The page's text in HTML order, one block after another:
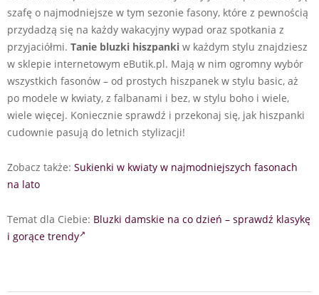
szafę o najmodniejsze w tym sezonie fasony, które z pewnością
przydadzą się na każdy wakacyjny wypad oraz spotkania z
przyjaciółmi. Tanie bluzki hiszpanki w każdym stylu znajdziesz
w sklepie internetowym eButik.pl. Mają w nim ogromny wybór
wszystkich fasonów – od prostych hiszpanek w stylu basic, aż
po modele w kwiaty, z falbanami i bez, w stylu boho i wiele,
wiele więcej. Koniecznie sprawdź i przekonaj się, jak hiszpanki
cudownie pasują do letnich stylizacji!
Zobacz także: Sukienki w kwiaty w najmodniejszych fasonach
na lato
Temat dla Ciebie: Bluzki damskie na co dzień – sprawdź klasykę
i gorące trendy